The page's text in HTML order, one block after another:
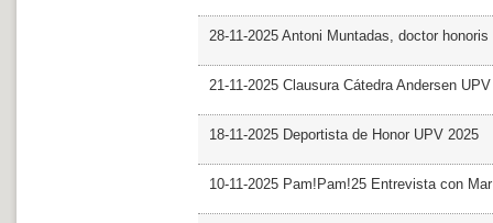
28-11-2025 Antoni Muntadas, doctor
21-11-2025 Clausura Cátedra Andersen UPV
18-11-2025 Deportista de Honor UPV 2025
10-11-2025 Pam!Pam!25 Entrevista con